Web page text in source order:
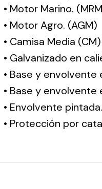
• Motor Marino.
• Motor Agro. (AGM)
• Camisa Media
• Galvanizado en
• Base y
• Base y envolvente
• Envolvente
• Protección por